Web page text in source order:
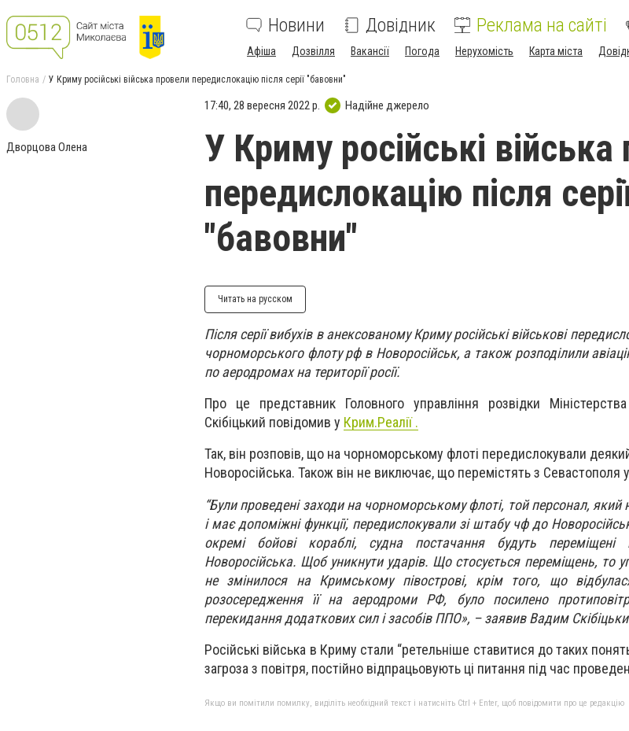
Новини Довідник Реклама на сайті
Афіша Дозвілля Вакансії Погода Нерухомість Карта міста
Головна У Криму російські війська провели передислокацію після серії "бавовни"
Дворцова Олена
17:40, 28 вересня 2022 р. Надійне джерело
У Криму російські війська
передислокацію після
"бавовни"
Читать на русском
Після серії вибухів в анексованому Криму російські військові
чорноморського флоту рф в Новоросійськ, а також розподілили
по аеродромах на території росії.
Про це представник Головного управління розвідки
Скібіцький повідомив у Крим.Реалії .
Так, він розповів, що на чорноморському флоті передислокували
Новоросійська. Також він не виключає, що перемістять з Севастополя
“Були проведені заходи на чорноморському флоті, той персонал, який
і має допоміжні функції, передислокували зі штабу чф до
окремі бойові кораблі, судна постачання будуть
Новоросійська. Щоб уникнути ударів. Що стосується переміщень, то
не змінилося на Кримському півострові, крім того, що відбулася
розосередження її на аеродроми РФ, було посилено
перекидання додаткових сил і засобів ППО», – заявив Вадим
Російські війська в Криму стали “ретельніше ставитися до таких
загроза з повітря, постійно відпрацьовують ці питання під час
Якщо ви помітили помилку, виділіть необхідний текст і натисніть Ctrl + Enter, щоб повідомити про це редакцію